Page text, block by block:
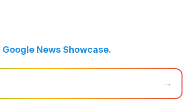
Google News Showcase.
→